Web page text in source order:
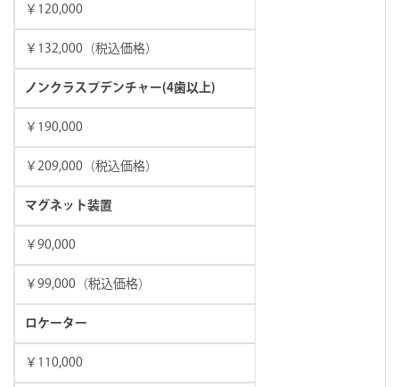
￥120,000
￥132,000（税込価格）
ノンクラスプデンチャー(4歯以上)
￥190,000
￥209,000（税込価格）
マグネット装置
￥90,000
￥99,000（税込価格）
ロケーター
￥110,000